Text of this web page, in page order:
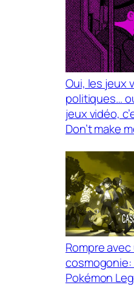
Oui, les jeux
politiques…
jeux vidéo,
Don’t make
Rompre
Pokémon